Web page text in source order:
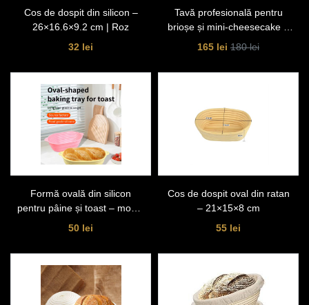
Cos de dospit din silicon –
26×16.6×9.2 cm | Roz
32 lei
Tavă profesională pentru
brioșe și mini-cheesecake –
600x400x30 mm, 24 forme,
165 lei 180 lei
Formă ovală din silicon
pentru pâine și toast – model
coș rotunjit cu nervuri
50 lei
Cos de dospit oval din ratan
– 21×15×8 cm
55 lei